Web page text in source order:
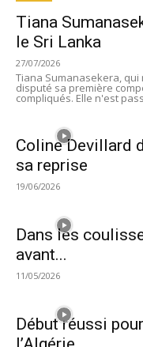
Tiana
le Sri Lanka
27/07/2026
Tiana Sumanasekera,
disputé sa première
compliqués. Elle n'est
Coline Devillard
sa reprise
19/06/2026
Dans les
avant...
11/05/2026
Début réussi